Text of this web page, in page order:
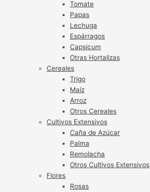
Tomate
Papas
Lechuga
Espárragos
Capsicum
Otras Hortalizas
Cereales
Trigo
Maíz
Arroz
Otros Cereales
Cultivos Extensivos
Caña de Azúcar
Palma
Remolacha
Otros Cultivos Extensivos
Flores
Rosas